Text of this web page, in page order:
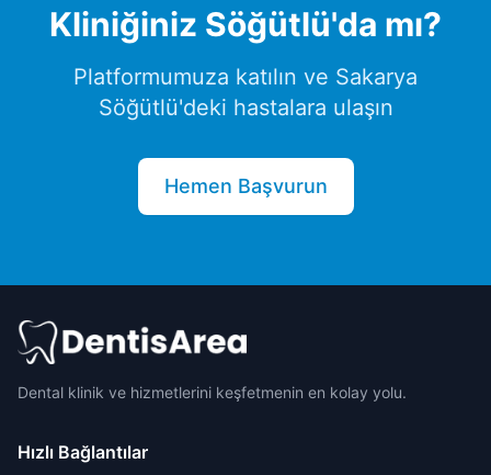
Kliniğiniz Söğütlü'da mı?
Platformumuza katılın ve Sakarya
Söğütlü'deki hastalara ulaşın
Hemen Başvurun
Dental klinik ve hizmetlerini keşfetmenin en kolay yolu.
Hızlı Bağlantılar